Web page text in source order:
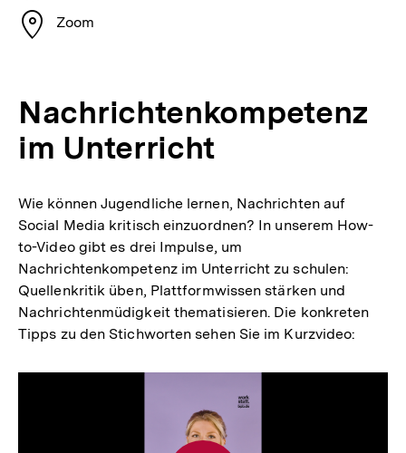
Stadt
Zoom
Nachrichtenkompetenz
im Unterricht
Wie können Jugendliche lernen, Nachrichten auf
Social Media kritisch einzuordnen? In unserem How-
to-Video gibt es drei Impulse, um
Nachrichtenkompetenz im Unterricht zu schulen:
Quellenkritik üben, Plattformwissen stärken und
Nachrichtenmüdigkeit thematisieren. Die konkreten
Tipps zu den Stichworten sehen Sie im Kurzvideo: